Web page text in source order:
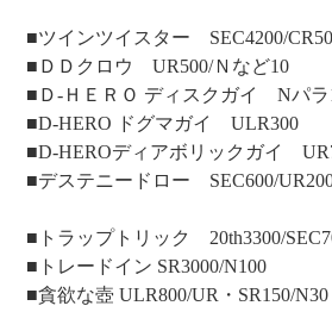
■ツインツイスター SEC4200/
■ＤＤクロウ UR500/Ｎなど10
■Ｄ-ＨＥＲＯ ディスクガイ Nパラ
■D-HERO ドグマガイ ULR300
■D-HEROディアボリックガイ
■デステニードロー SEC600/
■トラップトリック 20th3300/
■トレードイン SR3000/N100
■貪欲な壺 ULR800/UR・SR150/N30